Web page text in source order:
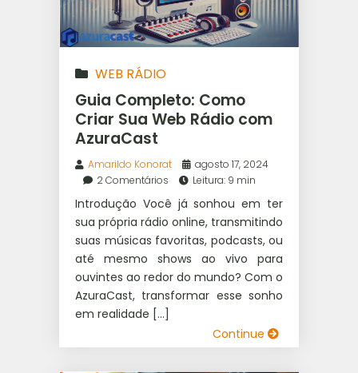
WEB RÁDIO
Guia Completo: Como
Criar Sua Web Rádio com
AzuraCast
Amarildo Konorat
agosto 17, 2024
2 Comentários
Leitura: 9 min
Introdução Você já sonhou em ter
sua própria rádio online, transmitindo
suas músicas favoritas, podcasts, ou
até mesmo shows ao vivo para
ouvintes ao redor do mundo? Com o
AzuraCast, transformar esse sonho
em realidade […]
Continue